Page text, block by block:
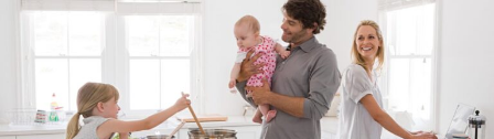
содержимому